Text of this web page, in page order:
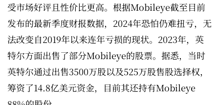
受市场好评且性价比更高。根据Mobileye截至目前
发布的最新季度财报数据，2024年恐怕仍难扭亏，无
法改变自2019年以来连年亏损的现状。2023年，英
特尔方面出售了部分Mobileye的股票。据悉，当时
英特尔通过出售3500万股以及525万股售股选择权，
筹资了14.8亿美元资金，目前其还持有Mobileye